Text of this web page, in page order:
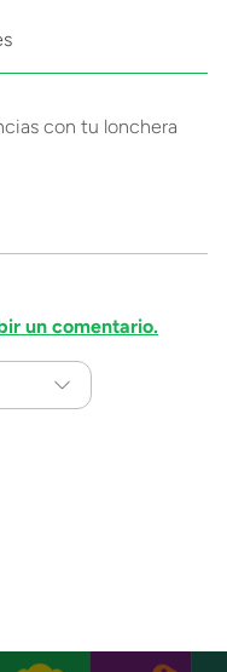
con tu lonchera
un comentario.